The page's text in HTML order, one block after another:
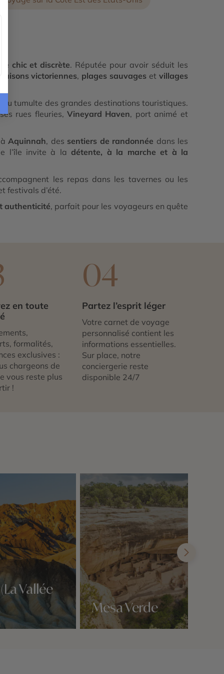
chic et discrète. Réputée pour avoir séduit les
maisons victoriennes, plages sauvages et villages
du tumulte des grandes destinations touristiques.
rues fleuries, Vineyard Haven, port animé et
à Aquinnah, des sentiers de randonnée dans les
l’île invite à la détente, à la marche et à la
les repas dans les tavernes ou les
festivals d’été.
authenticité, parfait pour les voyageurs en quête
en toute
formalités,
exclusives :
chargeons de
vous reste plus
!
04
Partez l’esprit léger
Votre carnet de voyage
personnalisé contient les
informations essentielles.
Sur place, notre
conciergerie reste
disponible 24/7
Vallée
Mesa Verde